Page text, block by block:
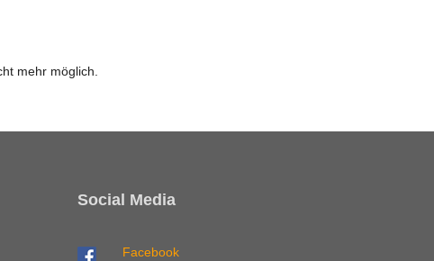
mehr möglich.
Social Media
Facebook